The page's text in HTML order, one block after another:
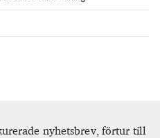
nyhetsbrev, förtur till